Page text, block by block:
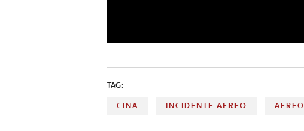
TAG:
CINA INCIDENTE AEREO AEREO